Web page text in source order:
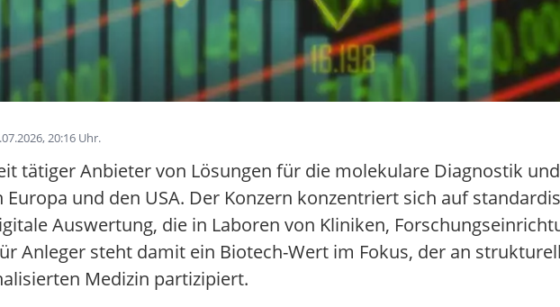
20:16 Uhr.
tätiger Anbieter von Lösungen für die molekulare Diagnostik
und den USA. Der Konzern konzentriert sich auf
Auswertung, die in Laboren von Kliniken,
Anleger steht damit ein Biotech-Wert im Fokus, der an
Medizin partizipiert.